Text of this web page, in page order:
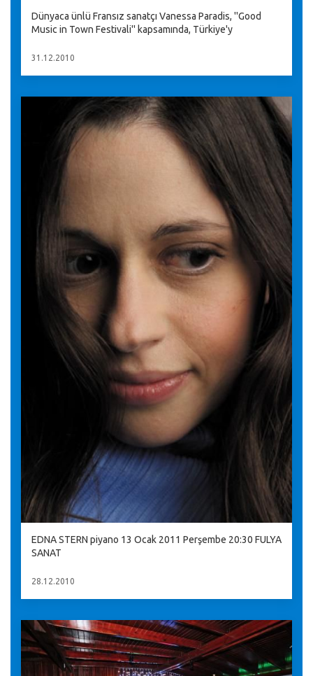
Dünyaca ünlü Fransız sanatçı Vanessa Paradis, ''Good
Music in Town Festivali'' kapsamında, Türkiye'y
31.12.2010
EDNA STERN piyano 13 Ocak 2011 Perşembe 20:30 FULYA
SANAT
28.12.2010